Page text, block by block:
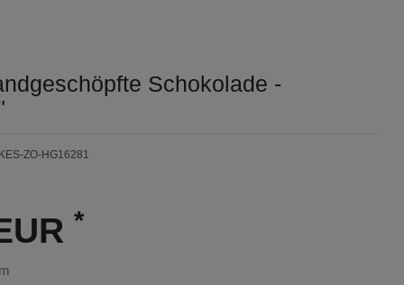
Schokolade -
ZO-HG16281
*